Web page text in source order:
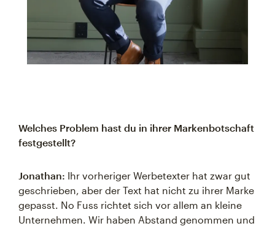
Welches Problem hast du in ihrer Markenbotschaft
festgestellt?
Jonathan: Ihr vorheriger Werbetexter hat zwar gut
geschrieben, aber der Text hat nicht zu ihrer Marke
gepasst. No Fuss richtet sich vor allem an kleine
Unternehmen. Wir haben Abstand genommen und